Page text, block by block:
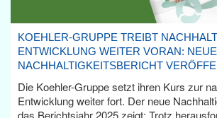
KOEHLER-GRUPPE TREIBT
ENTWICKLUNG WEITER VORAN:
NACHHALTIGKEITSBERICHT
Die Koehler-Gruppe setzt ihren Kurs zur
Entwicklung weiter fort. Der neue
das Berichtsjahr 2025 zeigt: Trotz